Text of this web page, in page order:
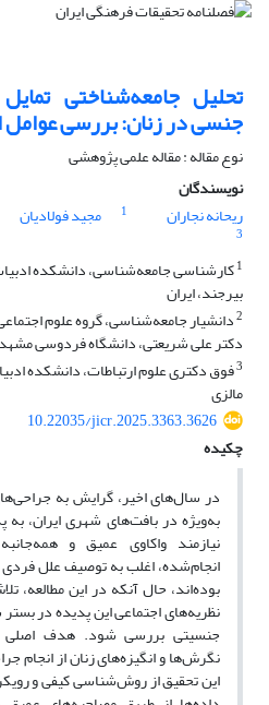
تحلیل جامعه‌شناختی
جنسی در زنان: بررسی
نوع مقاله : مقاله علمی پژوهشی
نویسندگان
ریحانه نجاران
1 مجید فولادیان
3
1کارشناسی جامعه‌شناسی، دانشکده
بیرجند، ایران
2دانشیار جامعه‌شناسی، گروه علوم
دکتر علی شریعتی، دانشگاه فردوسی
3
مالزی
10.22035/jicr.2025.3363.3626
چکیده
در سال‌های اخیر، گرایش به
به‌ویژه در بافت‌های شهری ایران،
نیازمند واکاوی عمیق و
انجام‌شده، اغلب به توصیف علل
بوده‌اند، حال آنکه در این مطالعه،
نظریه‌های اجتماعی این پدیده در
جنسیتی بررسی شود. هدف اصلی
نگرش‌ها و انگیزه‌های زنان از انجام
این تحقیق از روش‌شناسی کیفی و